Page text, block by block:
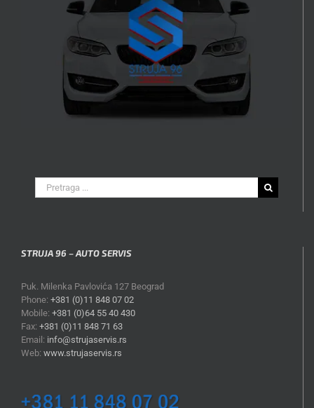
Search
for:
STRUJA 96 – AUTO SERVIS
Puk. Milenka Pavlovića 127 Beograd
Phone: +381 (0)11 848 07 02
Mobile: +381 (0)64 55 40 430
Fax: +381 (0)11 848 71 63
Email: info@strujaservis.rs
Web: www.strujaservis.rs